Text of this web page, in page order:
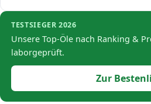
TESTSIEGER 2026
Unsere Top-Öle nach Ranking &
laborgeprüft.
Zur